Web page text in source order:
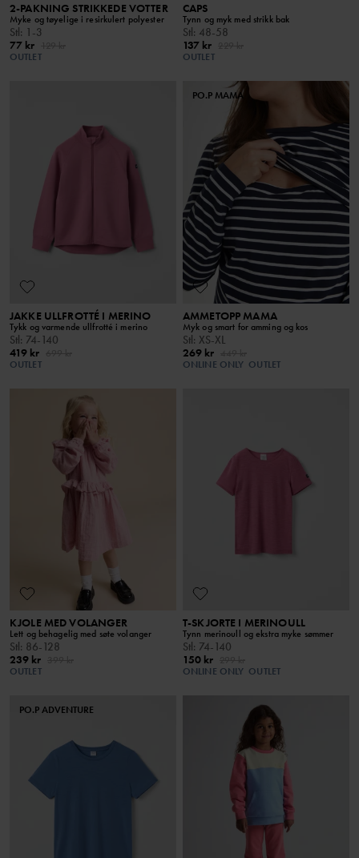
2-PAKNING STRIKKEDE VOTTER
Myke og tøyelige i resirkulert polyester
Stl: 1-3
77 kr
OUTLET
CAPS
Tynn og myk med strikk bak
Stl: 48-58
137 kr
OUTLET
JAKKE ULLFROTTÉ I MERINO
Tykk og varmende ullfrotté i merino
Stl: 74-140
419 kr
OUTLET
PO.P MAMA
AMMETOPP MAMA
Myk og smart for amming og kos
Stl: XS-XL
269 kr
ONLINE ONLY OUTLET
KJOLE MED VOLANGER
Lett og behagelig med søte volanger
Stl: 86-128
239 kr
OUTLET
T-SKJORTE I MERINOULL
Tynn merinoull og ekstra myke sømmer
Stl: 74-140
150 kr
ONLINE ONLY OUTLET
PO.P ADVENTURE